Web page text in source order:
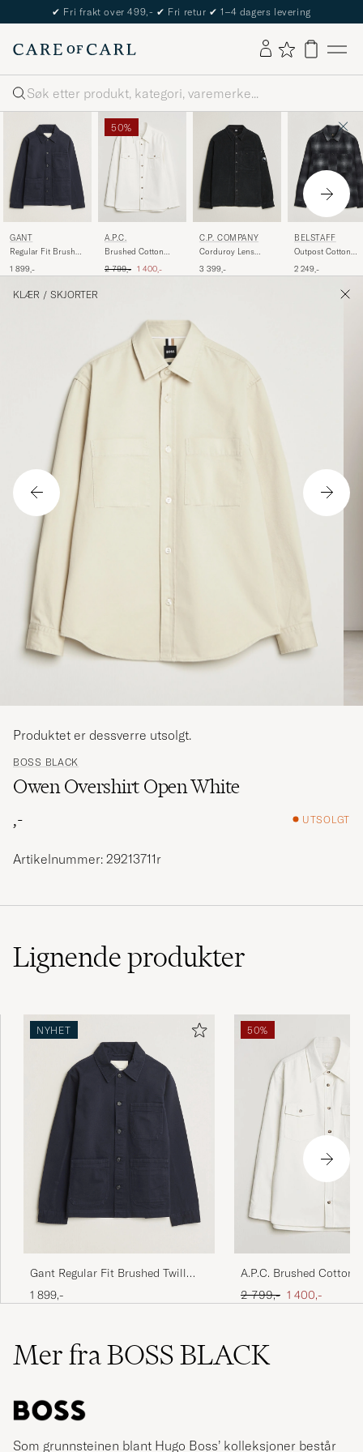
✔ Fri frakt over 499,- ✔ Fri retur ✔ 1–4 dagers levering
Søk
GANT
Regular Fit Brushed
Evening Blue
1 899,-
50%
A.P.C.
Brushed Cotton
Ordinær pris
2 799,- Nedsatt pris
1 400,-
C.P. COMPANY
Corduroy Lens
3 399,-
BELSTAFF
Outpost Cotton
Overshirt Black
2 249,-
KLÆR / SKJORTER
BOSS BLACK
Owen Overshirt Open White
,-
UTSOLGT
Produktet er dessverre utsolgt.
Artikelnummer: 29213711r
Lignendeprodukter
NYHET
Gant Regular Fit Brushed Twill
Overshirt Evening Blue
1 899,-
50%
A.P.C. Brushed Cotton
White
Ordinær pris
2 799,- Nedsatt pris
1 400,-
Mer fra BOSS BLACK
Som grunnsteinen blant Hugo Boss’ kolleksjoner består